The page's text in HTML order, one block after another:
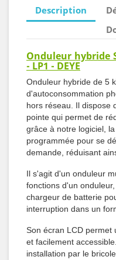
Description
Onduleur hybride
- LP1 - DEYE
Onduleur hybride de 5
d'autoconsommation
hors réseau. Il dispose
pointe qui permet de
grâce à notre logiciel,
programmée pour se
demande, réduisant
Il s'agit d'un onduleur
fonctions d'un
chargeur de batterie
interruption dans un
Son écran LCD permet
et facilement
installation par le